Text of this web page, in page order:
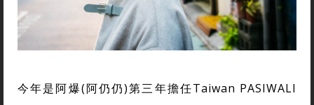
今年是阿爆(阿仍仍)第三年擔任Taiwan PASIWALI